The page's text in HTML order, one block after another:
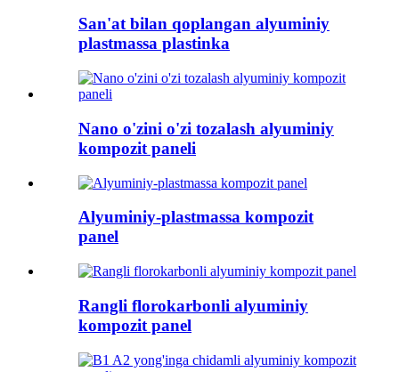
San'at bilan qoplangan alyuminiy
plastmassa plastinka
Nano o'zini o'zi tozalash alyuminiy
kompozit paneli
Alyuminiy-plastmassa kompozit
panel
Rangli florokarbonli alyuminiy
kompozit panel